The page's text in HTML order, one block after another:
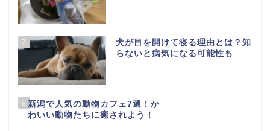
7
犬が目を開けて寝る理由とは？知
らないと病気になる可能性も
8 新潟で人気の動物カフェ7選！か
わいい動物たちに癒されよう！